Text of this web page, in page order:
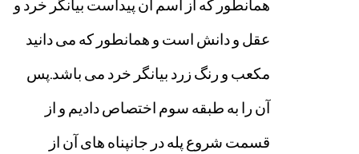
همانطور کهاز اسمآنپیداستبیانگر خردو
عقلودانشاستوهمانطور کهمیدانید
مکعبورنگزردبیانگر خردمیباشد.پس
آنرابهطبقهسوماختصاصدادیمواز
قسمتشروعپلهدر جانپناههایآناز